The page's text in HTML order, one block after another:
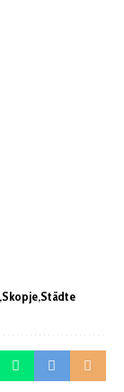
Skopje Städte